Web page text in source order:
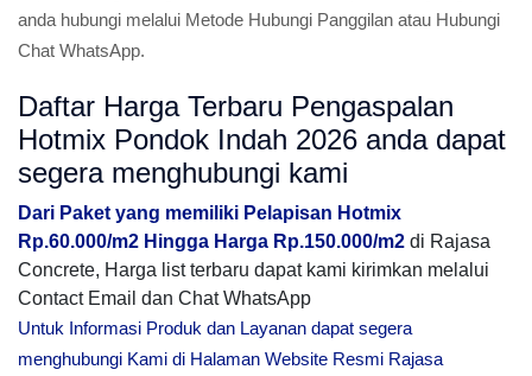
anda hubungi melalui Metode Hubungi Panggilan atau Hubungi
Chat WhatsApp.
Daftar Harga Terbaru Pengaspalan
Hotmix Pondok Indah 2026 anda dapat
segera menghubungi kami
Dari Paket yang memiliki Pelapisan Hotmix
Rp.60.000/m2 Hingga Harga Rp.150.000/m2 di Rajasa
Concrete, Harga list terbaru dapat kami kirimkan melalui
Contact Email dan Chat WhatsApp
Untuk Informasi Produk dan Layanan dapat segera
menghubungi Kami di Halaman Website Resmi Rajasa